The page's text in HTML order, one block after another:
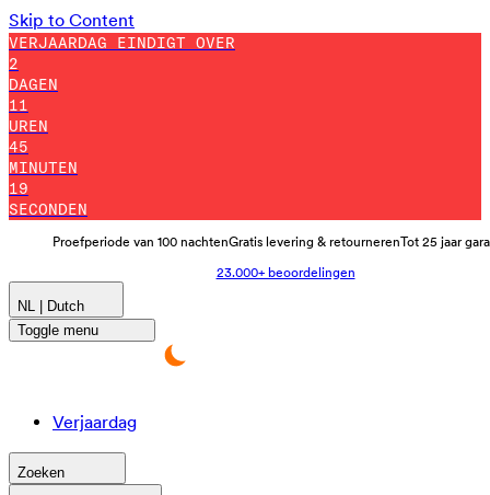
Skip to Content
VERJAARDAG EINDIGT OVER
2
DAGEN
11
UREN
45
MINUTEN
8
SECONDEN
Proefperiode van 100 nachtenGratis levering & retournerenTot 25 jaar
23.000+ beoordelingen
NL | Dutch
Toggle menu
Verjaardag
Zoeken